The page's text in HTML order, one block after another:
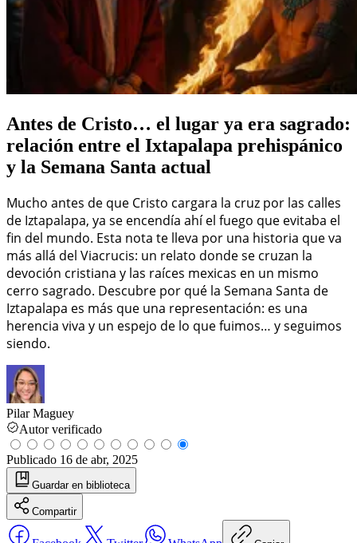
Antes de Cristo… el lugar ya era sagrado:
relación entre el Ixtapalapa prehispánico
y la Semana Santa actual
Mucho antes de que Cristo cargara la cruz por las calles
de Iztapalapa, ya se encendía ahí el fuego que evitaba el
fin del mundo. Esta nota te lleva por una historia que va
más allá del Viacrucis: un relato donde se cruzan la
devoción cristiana y las raíces mexicas en un mismo
cerro sagrado. Descubre por qué la Semana Santa de
Iztapalapa es más que una representación: es una
herencia viva y un espejo de lo que fuimos… y seguimos
siendo.
Pilar Maguey
Autor verificado
Publicado 16 de abr, 2025
Guardar en biblioteca
Compartir